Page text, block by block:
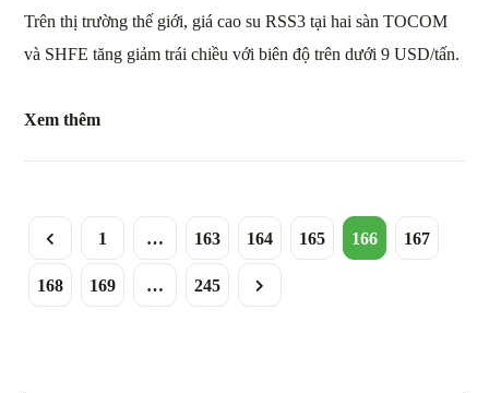
Trên thị trường thế giới, giá cao su RSS3 tại hai sàn TOCOM
và SHFE tăng giảm trái chiều với biên độ trên dưới 9 USD/tấn.
Xem thêm
1 … 163 164 165 166 167
168 169 … 245